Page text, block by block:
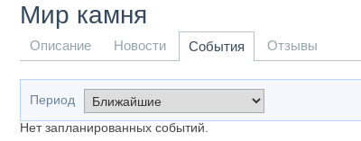
Мир камня
Описание Новости События Отзывы
Период
Нет запланированных событий.